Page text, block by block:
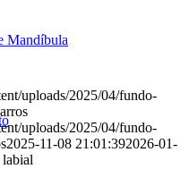
Mandíbula
uploads/2025/04/fundo-
uploads/2025/04/fundo-
2025-11-08 21:01:392026-01-
labial